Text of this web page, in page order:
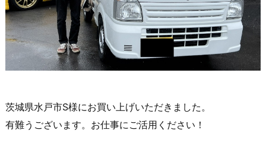
茨城県水戸市S様にお買い上げいただきました。
有難うございます。お仕事にご活用ください！